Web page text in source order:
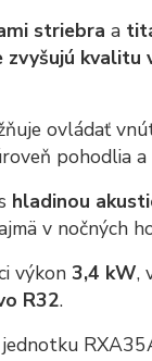
striebra a
zvyšujú kvalitu
ovládať
pohodlia
hladinou
v nočných
výkon 3,4 kW,
R32.